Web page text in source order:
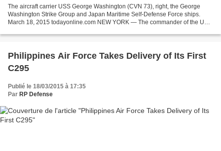
The aircraft carrier USS George Washington (CVN 73), right, the George
Washington Strike Group and Japan Maritime Self-Defense Force ships.
March 18, 2015 todayonline.com NEW YORK — The commander of the US
Philippines Air Force Takes Delivery of Its First
C295
Publié le 18/03/2015 à 17:35
Par RP Defense